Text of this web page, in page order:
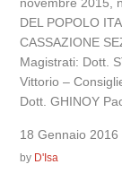
DEL POPOLO
CASSAZIONE
Magistrati: Dott.
Vittorio –
Dott. GHINOY
18 Gennaio 2016
by D'Isa